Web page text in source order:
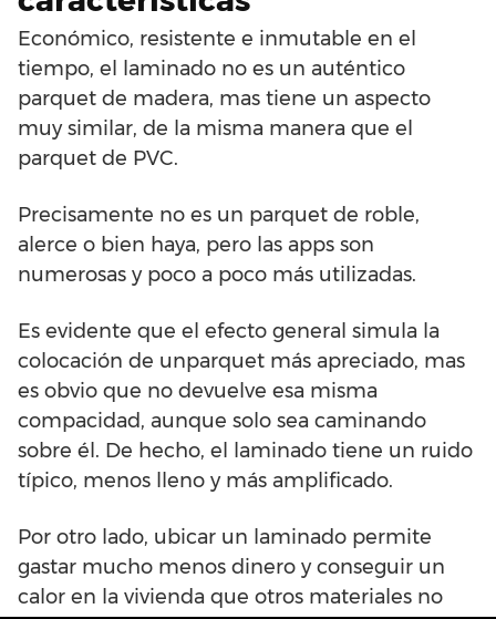
Económico, resistente e inmutable en el
tiempo, el laminado no es un auténtico
parquet de madera, mas tiene un aspecto
muy similar, de la misma manera que el
parquet de PVC.
Precisamente no es un parquet de roble,
alerce o bien haya, pero las apps son
numerosas y poco a poco más utilizadas.
Es evidente que el efecto general simula la
colocación de unparquet más apreciado, mas
es obvio que no devuelve esa misma
compacidad, aunque solo sea caminando
sobre él. De hecho, el laminado tiene un ruido
típico, menos lleno y más amplificado.
Por otro lado, ubicar un laminado permite
gastar mucho menos dinero y conseguir un
calor en la vivienda que otros materiales no